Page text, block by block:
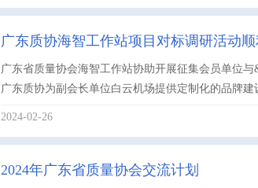
广东质协海智工作站项目对标调研活动
广东省质量协会海智工作站协助开展征集会员单位
广东质协为副会长单位白云机场提供定制化的品牌
2024-02-26
2024年广东省质量协会交流计划